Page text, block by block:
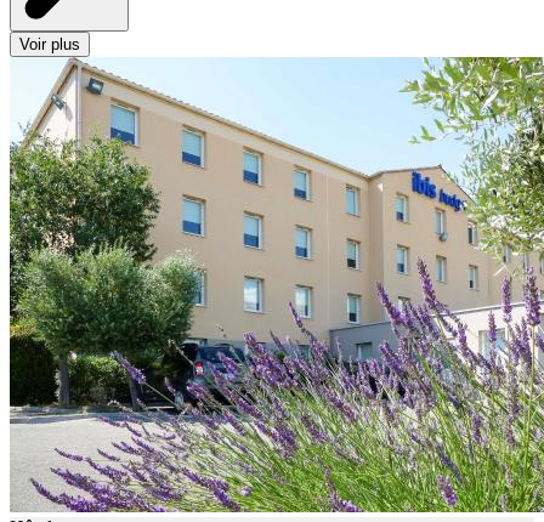
Voir plus